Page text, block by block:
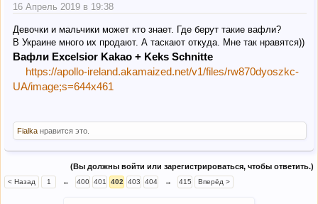
16 Апрель 2019 в 19:38
Девочки и мальчики может кто знает. Где берут такие вафли?
В Украине много их продают. А таскают откуда. Мне так нравятся))
Вафли Excelsior Kakao + Keks Schnitte
https://apollo-ireland.akamaized.net/v1/files/rw870dyoszkc-
UA/image;s=644x461
Fialka нравится это.
(Вы должны войти или зарегистрироваться, чтобы ответить.)
< Назад 1 ← 400 401 402 403 404 → 415 Вперёд >